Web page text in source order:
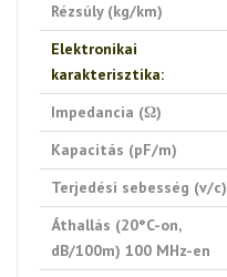
Rézsúly (kg/km)
Elektronikai
karakterisztika:
Impedancia (Ω)
Kapacitás (pF/m)
Terjedési sebesség (v/c)
Áthallás (20°C-on,
dB/100m) 100 MHz-en